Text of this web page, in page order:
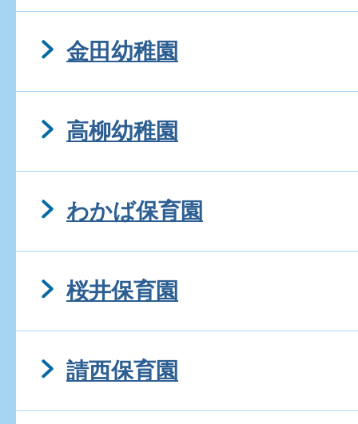
金田幼稚園
高柳幼稚園
わかば保育園
桜井保育園
請西保育園